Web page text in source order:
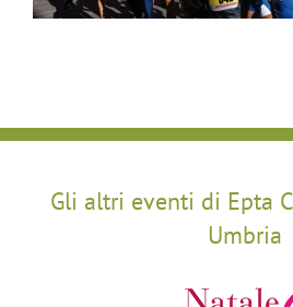
Gli altri eventi di Epta
Umbria